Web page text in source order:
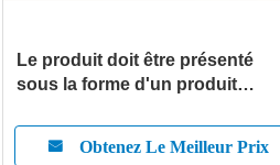
Le produit doit être présenté
sous la forme d'un produit
suivantes:
Obtenez Le Meilleur Prix